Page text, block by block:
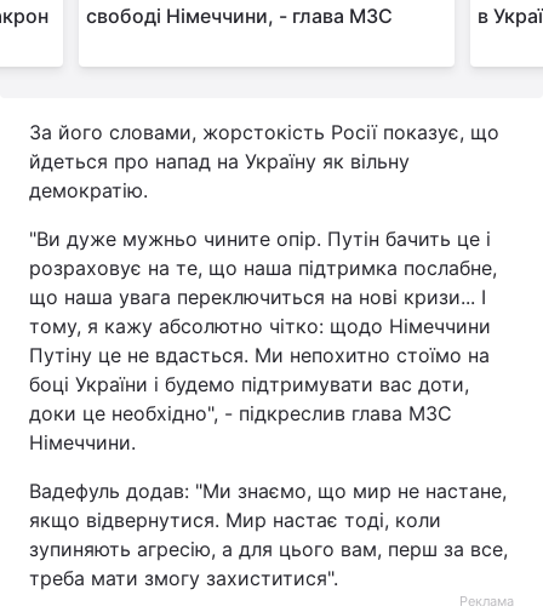
свободі Німеччини, - глава МЗС
в
За його словами, жорстокість Росії показує, що
йдеться про напад на Україну як вільну
демократію.
"Ви дуже мужньо чините опір. Путін бачить це і
розраховує на те, що наша підтримка послабне,
що наша увага переключиться на нові кризи... І
тому, я кажу абсолютно чітко: щодо Німеччини
Путіну це не вдасться. Ми непохитно стоїмо на
боці України і будемо підтримувати вас доти,
доки це необхідно", - підкреслив глава МЗС
Німеччини.
Вадефуль додав: "Ми знаємо, що мир не настане,
якщо відвернутися. Мир настає тоді, коли
зупиняють агресію, а для цього вам, перш за все,
треба мати змогу захиститися".
Реклама